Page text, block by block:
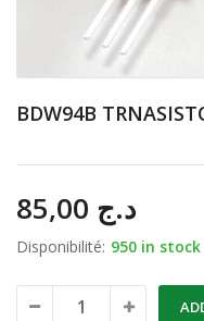
BDW94B
د.ج
Disponibilité: 950 in stock